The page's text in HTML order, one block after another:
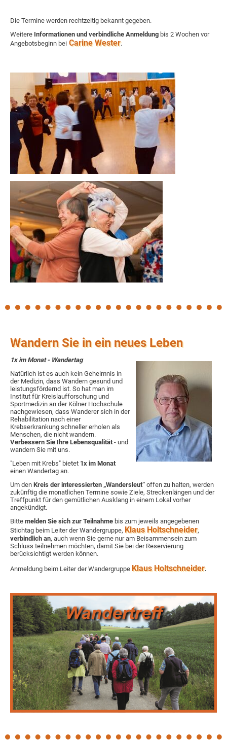
Die Termine werden rechtzeitig bekannt gegeben.
Weitere Informationen und verbindliche Anmeldung bis 2 Wochen vor
Angebotsbeginn bei Carine Wester.
Wandern Sie in ein neues Leben
1x im Monat - Wandertag
Natürlich ist es auch kein Geheimnis in
der Medizin, dass Wandern gesund und
leistungsfördernd ist. So hat man im
Institut für Kreislaufforschung und
Sportmedizin an der Kölner Hochschule
nachgewiesen, dass Wanderer sich in der
Rehabilitation nach einer
Krebserkrankung schneller erholen als
Menschen, die nicht wandern.
Verbessern Sie Ihre Lebensqualität - und
wandern Sie mit uns.
"Leben mit Krebs" bietet 1x im Monat
einen Wandertag an.
Um den Kreis der interessierten „Wandersleut“ offen zu halten, werden
zukünftig die monatlichen Termine sowie Ziele, Streckenlängen und der
Treffpunkt für den gemütlichen Ausklang in einem Lokal vorher
angekündigt.
Bitte melden Sie sich zur Teilnahme bis zum jeweils angegebenen
Stichtag beim Leiter der Wandergruppe, Klaus Holtschneider,
verbindlich an, auch wenn Sie gerne nur am Beisammensein zum
Schluss teilnehmen möchten, damit Sie bei der Reservierung
berücksichtigt werden können.
Anmeldung beim Leiter der Wandergruppe Klaus Holtschneider.